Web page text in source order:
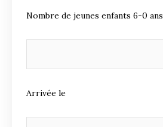
Nombre de jeunes enfants 6-0 ans
Arrivée le